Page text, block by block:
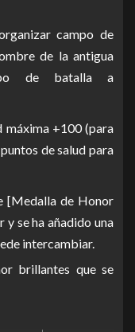
campo de
de la antigua
de batalla a
máxima +100 (para
de salud para
[Medalla de Honor
y se ha añadido una
intercambiar.
brillantes que se